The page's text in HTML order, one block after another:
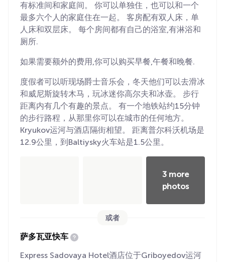
有标准间和家庭间。 你可以单独住，也可以和一个
最多六个人的家庭住在一起。 客房配有双人床，单
人床和双层床。 每个房间都有自己的浴室,有淋浴和
厕所.
如果需要额外的费用,你可以购买早餐,午餐和晚餐.
度假者可以听现场爵士音乐会，冬天他们可以去滑冰
和威尼斯旋转木马，玩冰迷你高尔夫和冰壶。 步行
距离内有几个有趣的景点。 有一个地铁站约15分钟
的步行路程，从那里你可以在城市的任何地方。
Kryukov运河与酒店隔街相望。 距离普尔科沃机场是
12.9公里，到Baltiysky火车站是1.5公里。
3 more
photos
或者
萨多瓦亚快车
Express Sadovaya Hotel酒店位于Griboyedov运河